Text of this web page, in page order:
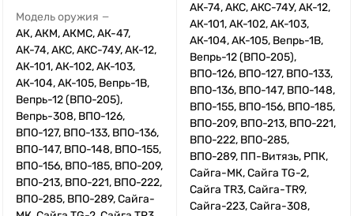
Модель оружия —
АК, АКМ, АКМС, АК-47,
АК-74, АКС, АКС-74У, АК-12,
АК-101, АК-102, АК-103,
АК-104, АК-105, Вепрь-1В,
Вепрь-12 (ВПО-205),
Вепрь-308, ВПО-126,
ВПО-127, ВПО-133, ВПО-136,
ВПО-147, ВПО-148, ВПО-155,
ВПО-156, ВПО-185, ВПО-209,
ВПО-213, ВПО-221, ВПО-222,
ВПО-285, ВПО-289, Сайга-
АК-74, АКС, АКС-74У, АК-12,
АК-101, АК-102, АК-103,
АК-104, АК-105, Вепрь-1В,
Вепрь-12 (ВПО-205),
ВПО-126, ВПО-127, ВПО-133,
ВПО-136, ВПО-147, ВПО-148,
ВПО-155, ВПО-156, ВПО-185,
ВПО-209, ВПО-213, ВПО-221,
ВПО-222, ВПО-285,
ВПО-289, ПП-Витязь, РПК,
Сайга-МК, Сайга TG-2,
Сайга TR3, Сайга-TR9,
Сайга-223, Сайга-308,